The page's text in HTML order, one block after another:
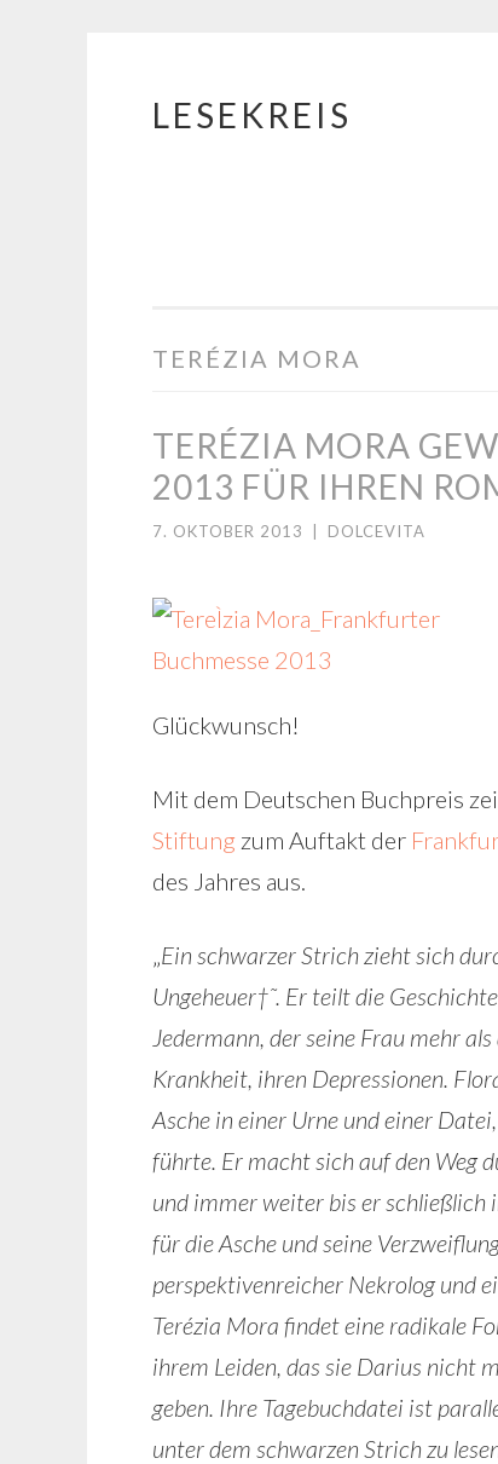
Springe
LESEKREIS
TERÉZIA MORA
TERÉZIA MORA
2013 FÜR IHREN
7. OKTOBER 2013 DOLCEVITA
Glückwunsch!
Mit dem Deutschen Buchpreis
Stiftung zum Auftakt der
des Jahres aus.
„Ein schwarzer Strich zieht sich
Ungeheuer†˜. Er teilt die
Jedermann, der seine Frau mehr
Krankheit, ihren Depressionen.
Asche in einer Urne und einer
führte. Er macht sich auf den Weg
und immer weiter bis er schließlich
für die Asche und seine
perspektivenreicher Nekrolog und
Terézia Mora findet eine radikale
ihrem Leiden, das sie Darius nicht
geben. Ihre Tagebuchdatei ist
unter dem schwarzen Strich zu